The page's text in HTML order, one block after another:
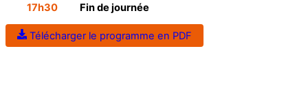
17h30 Fin de journée
Télécharger le programme en PDF